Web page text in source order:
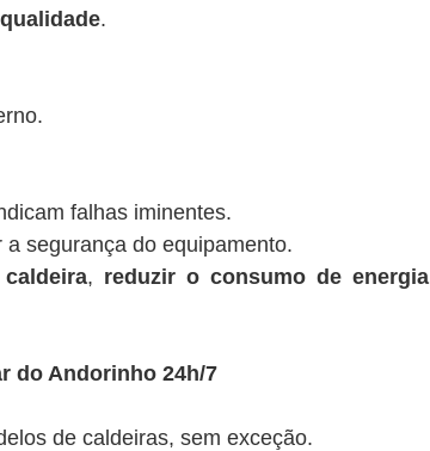
.
falhas iminentes.
segurança do equipamento.
, reduzir o consumo de energia
do Andorinho 24h/7
de caldeiras, sem exceção.